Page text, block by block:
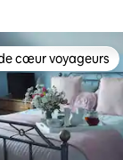
cœur voyageurs
cœur voyageurs